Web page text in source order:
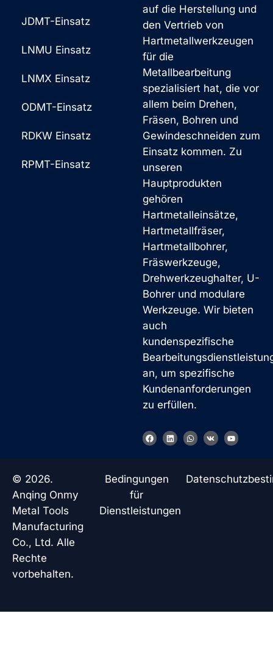
auf die Herstellung und
den Vertrieb von
Hartmetallwerkzeugen
für die
Metallbearbeitung
spezialisiert hat, die vor
allem beim Drehen,
Fräsen, Bohren und
Gewindeschneiden zum
Einsatz kommen. Zu
unseren
Hauptprodukten
gehören
Hartmetalleinsätze,
Hartmetallfräser,
Hartmetallbohrer,
Fräswerkzeuge,
Drehwerkzeughalter, U-
Bohrer und modulare
Werkzeuge. Wir bieten
auch
kundenspezifische
an, um spezifische
Kundenanforderungen
zu erfüllen.
F
a
o
L
i
W
h
a
p
V
k
Y
o
e
JDMT-Einsatz
LNMU Einsatz
LNMX Einsatz
ODMT-Einsatz
RDKW Einsatz
RPMT-Einsatz
© 2026.
Anqing Onmy
Metal Tools
Manufacturing
Co., Ltd. Alle
Rechte
vorbehalten.
Bedingungen
für
Dienstleistungen